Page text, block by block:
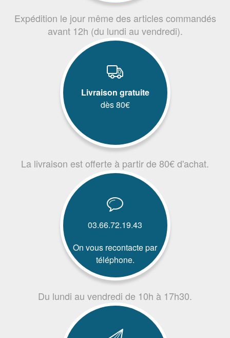
Expédition le jour même des articles commandés
avant 12h (du lundi au vendredi).
Livraison gratuite
dès 80€
La livraison est offerte à partir de 80€ d'achat.
03.66.72.19.43
On vous recontacte par
téléphone.
Du lundi au vendredi de 10h à 17h30.